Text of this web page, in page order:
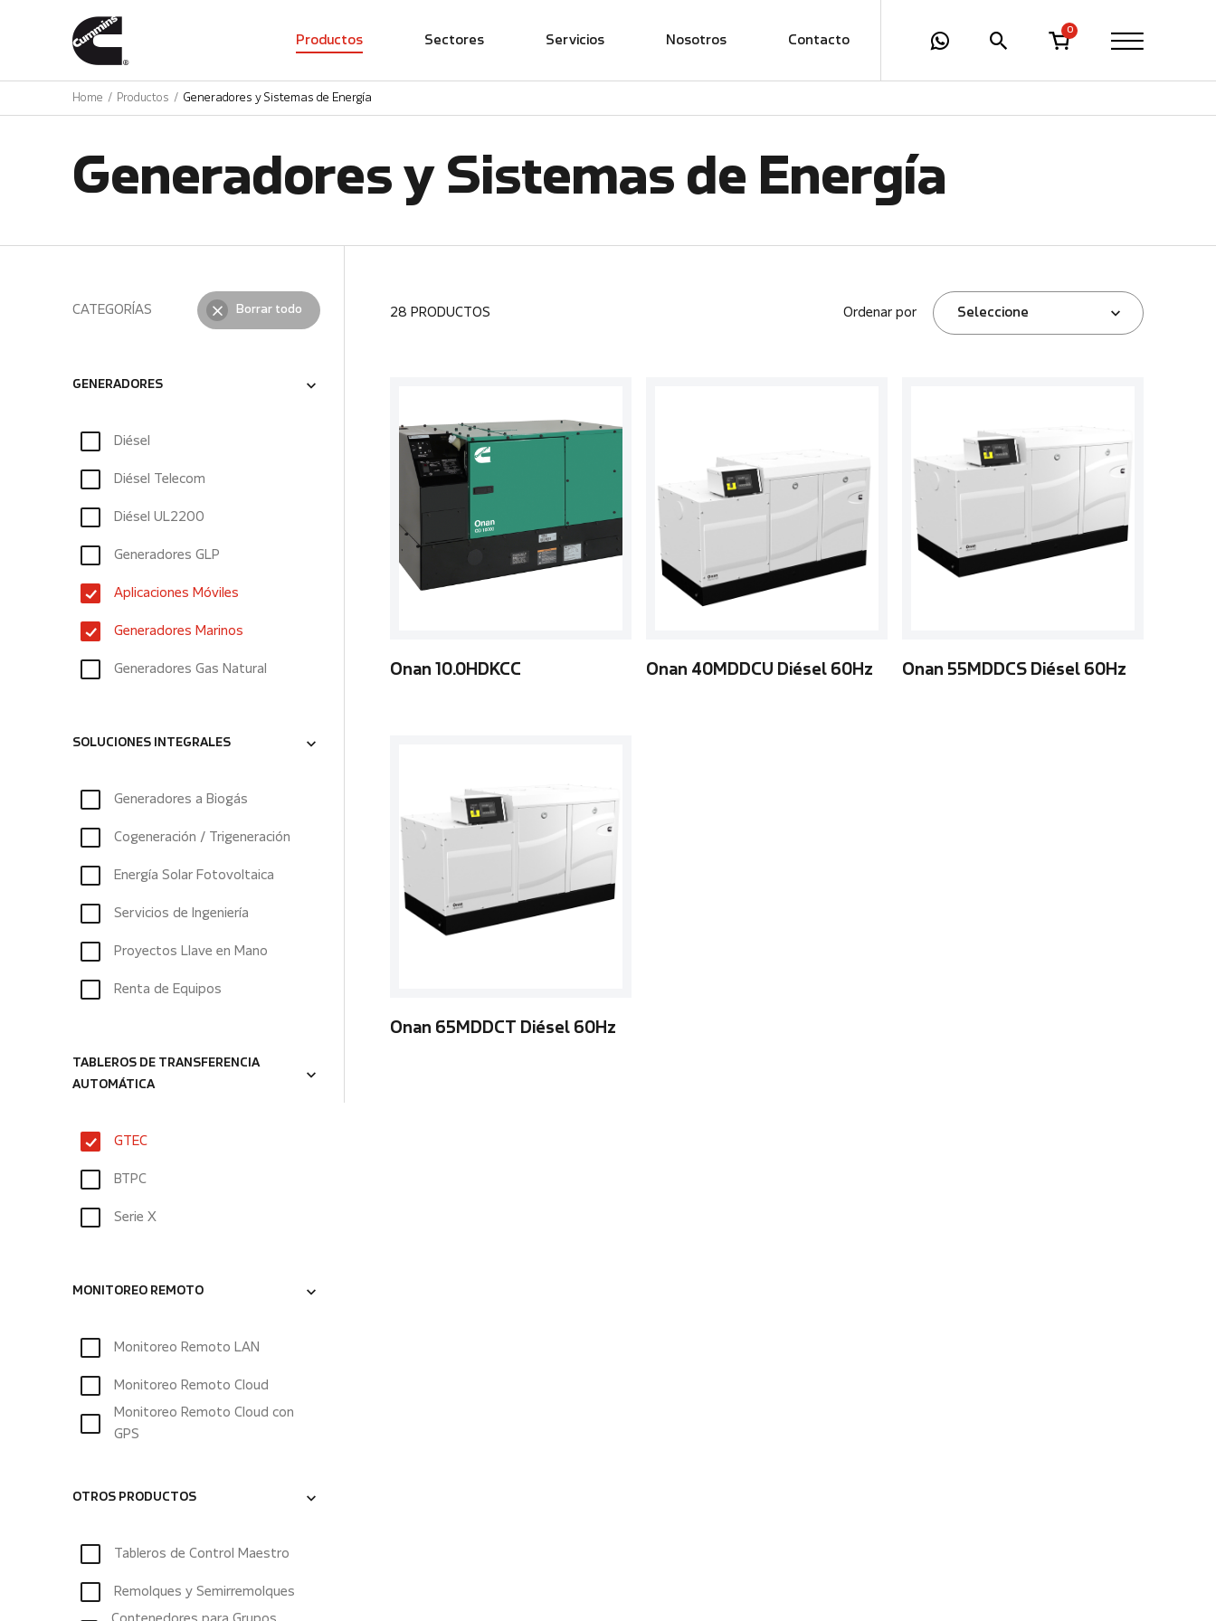
Productos Sectores Servicios Nosotros Contacto
0
Home Productos Generadores y Sistemas de Energía
Generadores y Sistemas de Energía
CATEGORÍAS Borrar todo
GENERADORES
Diésel
Diésel Telecom
Diésel UL2200
Generadores GLP
Aplicaciones Móviles
Generadores Marinos
Generadores Gas Natural
SOLUCIONES INTEGRALES
Generadores a Biogás
Cogeneración / Trigeneración
Energía Solar Fotovoltaica
Servicios de Ingeniería
Proyectos Llave en Mano
Renta de Equipos
TABLEROS DE TRANSFERENCIA
AUTOMÁTICA
GTEC
BTPC
Serie X
MONITOREO REMOTO
Monitoreo Remoto LAN
Monitoreo Remoto Cloud
Monitoreo Remoto Cloud con
GPS
OTROS PRODUCTOS
Tableros de Control Maestro
Remolques y Semirremolques
28 PRODUCTOS Ordenar por Seleccione
Onan 10.0HDKCC Onan 40MDDCU Diésel 60Hz Onan 55MDDCS Diésel 60Hz
Onan 65MDDCT Diésel 60Hz